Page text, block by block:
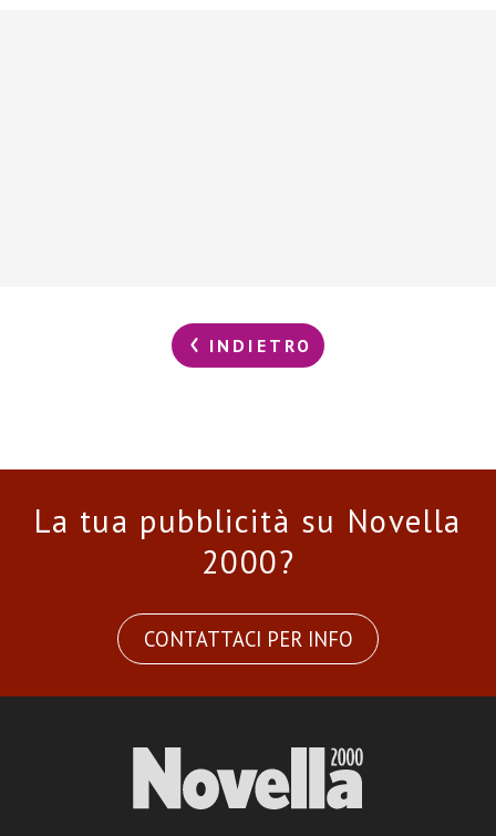
INDIETRO
La tua pubblicità su Novella
2000?
CONTATTACI PER INFO